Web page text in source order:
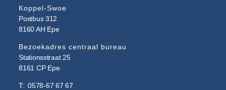
Koppel-Swoe
Postbus 312
8160 AH Epe
Bezoekadres centraal bureau
Stationsstraat 25
8161 CP Epe
T:0578-67 67 67